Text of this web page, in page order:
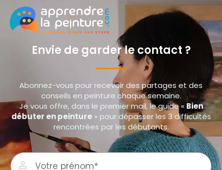
Envie de garder le contact ?
Abonnez-vous pour recevoir des partages et des
conseils en peinture chaque semaine.
Je vous offre, dans le premier mail, le guide « Bien
débuter en peinture» pour dépasser les 3 difficultés
rencontrées par les débutants.